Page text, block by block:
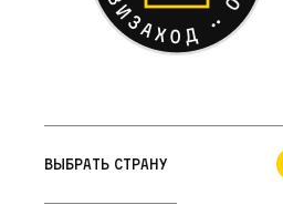
Выбрать страну